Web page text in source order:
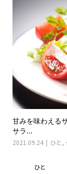
甘みを味わえる
サラ...
2021.09.24 ひと ,
ひと